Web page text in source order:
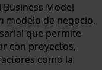
Model
modelo de negocio.
que permite
con proyectos,
como la